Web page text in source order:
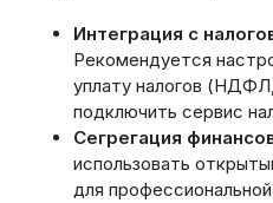
Интеграция с
Рекомендуется
уплату налогов
подключить сервис
Сегрегация
использовать
для